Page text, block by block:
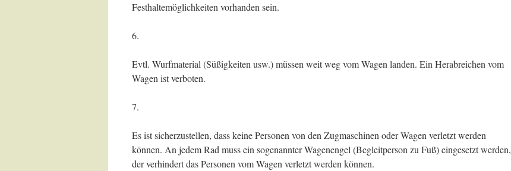
Festhaltemöglichkeiten vorhanden sein.
6.
Evtl. Wurfmaterial (Süßigkeiten usw.) müssen weit weg vom Wagen landen. Ein Herabreichen vom
Wagen ist verboten.
7.
Es ist sicherzustellen, dass keine Personen von den Zugmaschinen oder Wagen verletzt werden
können. An jedem Rad muss ein sogenannter Wagenengel (Begleitperson zu Fuß) eingesetzt werden,
der verhindert das Personen vom Wagen verletzt werden können.